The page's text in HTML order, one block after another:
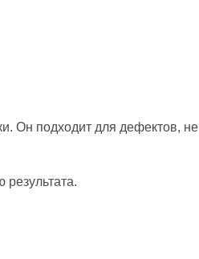
Он подходит для дефектов, не